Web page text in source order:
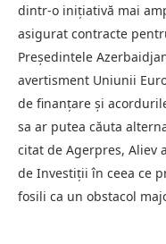
dintr-o inițiativă mai
asigurat contracte
Președintele
avertisment Uniunii
de finanțare și
sa ar putea căuta
citat de Agerpres, Aliev
de Investiții în ceea ce
fosili ca un obstacol